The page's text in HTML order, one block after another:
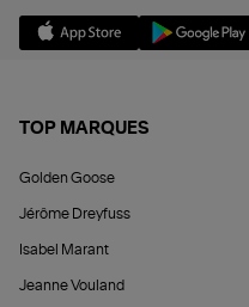
TOP MARQUES
Golden Goose
Jérôme Dreyfuss
Isabel Marant
Jeanne Vouland